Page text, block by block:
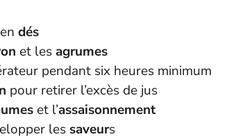
dés
et lesagrumes
pendant six heures minimum
pour retirer l’excès de jus
et l’assaisonnement
les saveurs